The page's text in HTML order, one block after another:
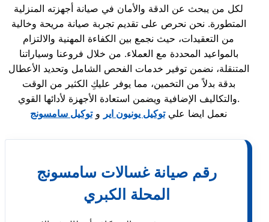
لكل من يبحث عن الدقة والأمان في صيانة أجهزته المنزلية
المتطورة. نحن نحرص على تقديم تجربة صيانة مريحة وخالية
من التعقيدات، حيث نجمع بين الكفاءة المهنية والالتزام
بالمواعيد المحددة مع العملاء. من خلال فروعنا وسياراتنا
المتنقلة، نضمن توفير خدمات الفحص الشامل وتحديد الأعطال
بدقة بدلاً من التخمين، مما يوفر عليكِ الكثير من الوقت
والتكاليف الإضافية ويضمن استعادة الأجهزة لأدائها القوي.
نعمل ايضا عليتوكيل يونيون اير وتوكيل سامسونج
رقم صيانة غسالات سامسونج
المحلة الكبري